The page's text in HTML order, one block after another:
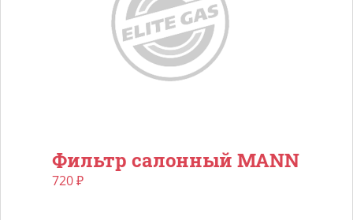
Фильтр салонный MANN
720₽